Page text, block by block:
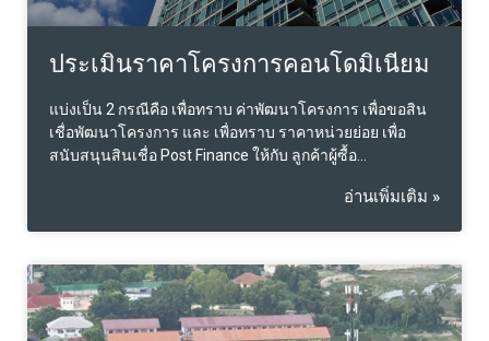
ประเมินราคาโครงการคอนโดมิเนียม
แบ่งเป็น 2 กรณีคือ เพื่อทราบ ค่าพัฒนาโครงการ เพื่อขอสิน
เชื่อพัฒนาโครงการ และ เพื่อทราบ ราคาหน่วยย่อย เพื่อ
สนับสนุนสินเชื่อ Post Finance ให้กับ ลูกค้าผู้ซื้อ…
อ่านเพิ่มเติม »